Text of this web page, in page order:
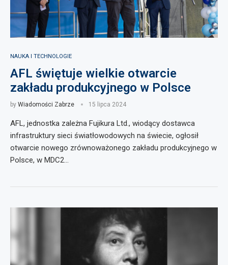
NAUKA I TECHNOLOGIE
AFL świętuje wielkie otwarcie
zakładu produkcyjnego w Polsce
by Wiadomości Zabrze 15 lipca 2024
AFL, jednostka zależna Fujikura Ltd., wiodący dostawca
infrastruktury sieci światłowodowych na świecie, ogłosił
otwarcie nowego zrównoważonego zakładu produkcyjnego w
Polsce, w MDC2…